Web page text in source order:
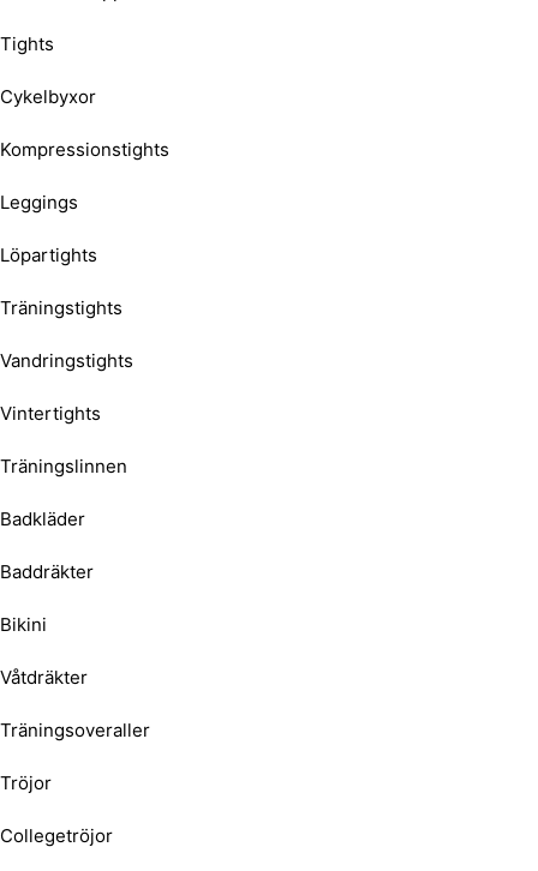
Tights
Cykelbyxor
Kompressionstights
Leggings
Löpartights
Träningstights
Vandringstights
Vintertights
Träningslinnen
Badkläder
Baddräkter
Bikini
Våtdräkter
Träningsoveraller
Tröjor
Collegetröjor